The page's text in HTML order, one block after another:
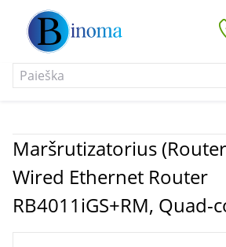
Maršrutizatorius (Router) |
Wired Ethernet Router
RB4011iGS+RM, Quad-
CPU, 1GB RAM, 512 MB,